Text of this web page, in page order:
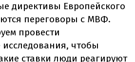
директивы Европейского
переговоры с МВФ.
провести
исследования, чтобы
ставки люди реагируют